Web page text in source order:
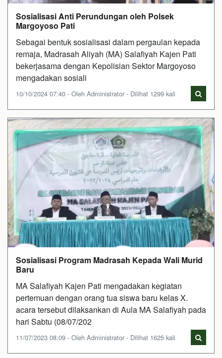
Sosialisasi Anti Perundungan oleh Polsek
Margoyoso Pati
Sebagai bentuk sosialisasi dalam pergaulan kepada
remaja, Madrasah Aliyah (MA) Salafiyah Kajen Pati
bekerjasama dengan Kepolisian Sektor Margoyoso
mengadakan sosiali
10/10/2024 07:40 - Oleh Administrator - Dilihat 1299 kali
Sosialisasi Program Madrasah Kepada Wali Murid
Baru
MA Salafiyah Kajen Pati mengadakan kegiatan
pertemuan dengan orang tua siswa baru kelas X.
acara tersebut dilaksankan di Aula MA Salafiyah pada
hari Sabtu (08/07/202
11/07/2023 08:09 - Oleh Administrator - Dilihat 1625 kali